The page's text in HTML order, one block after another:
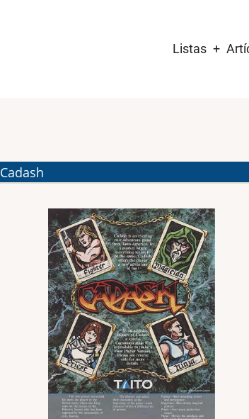
navigation
Listas
Cadash